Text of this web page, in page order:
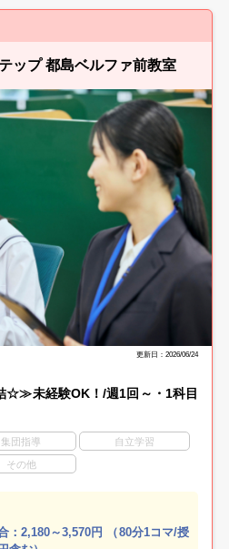
ップ 都島ベルファ前教室
更新日：2026/06/24
未経験OK！/週1回～・1科目
集団指導 自立学習
その他
：2,180～3,570円 （80分1コマ/授